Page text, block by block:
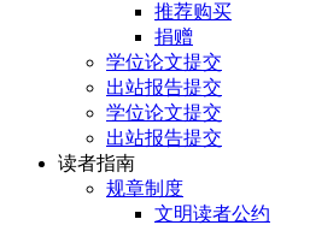
推荐购买
捐赠
学位论文提交
出站报告提交
学位论文提交
出站报告提交
读者指南
规章制度
文明读者公约